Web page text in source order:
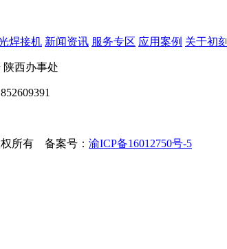
焊接机 新闻资讯 服务专区 应用案例 关于初刻
陕西办事处
所有 备案号： 渝ICP备16012750号-5